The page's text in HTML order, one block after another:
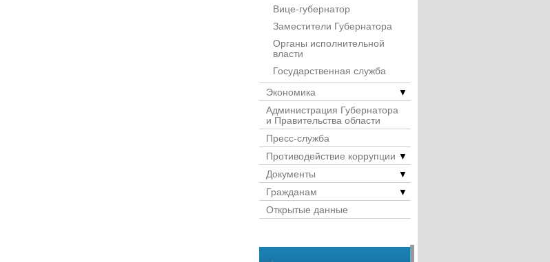
Вице-губернатор
Заместители Губернатора
Органы исполнительной
власти
Государственная служба
▼
Экономика
Администрация Губернатора
и Правительства области
Пресс-служба
▼
Противодействие коррупции
▼
Документы
▼
Гражданам
Открытые данные